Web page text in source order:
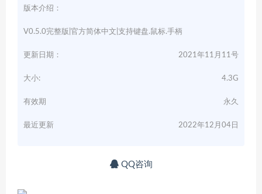
版本介绍：
V0.5.0完整版|官方简体中文|支持键盘.鼠标.手柄
更新日期： 2021年11月11号
大小: 4.3G
有效期 永久
最近更新 2022年12月04日
QQ咨询